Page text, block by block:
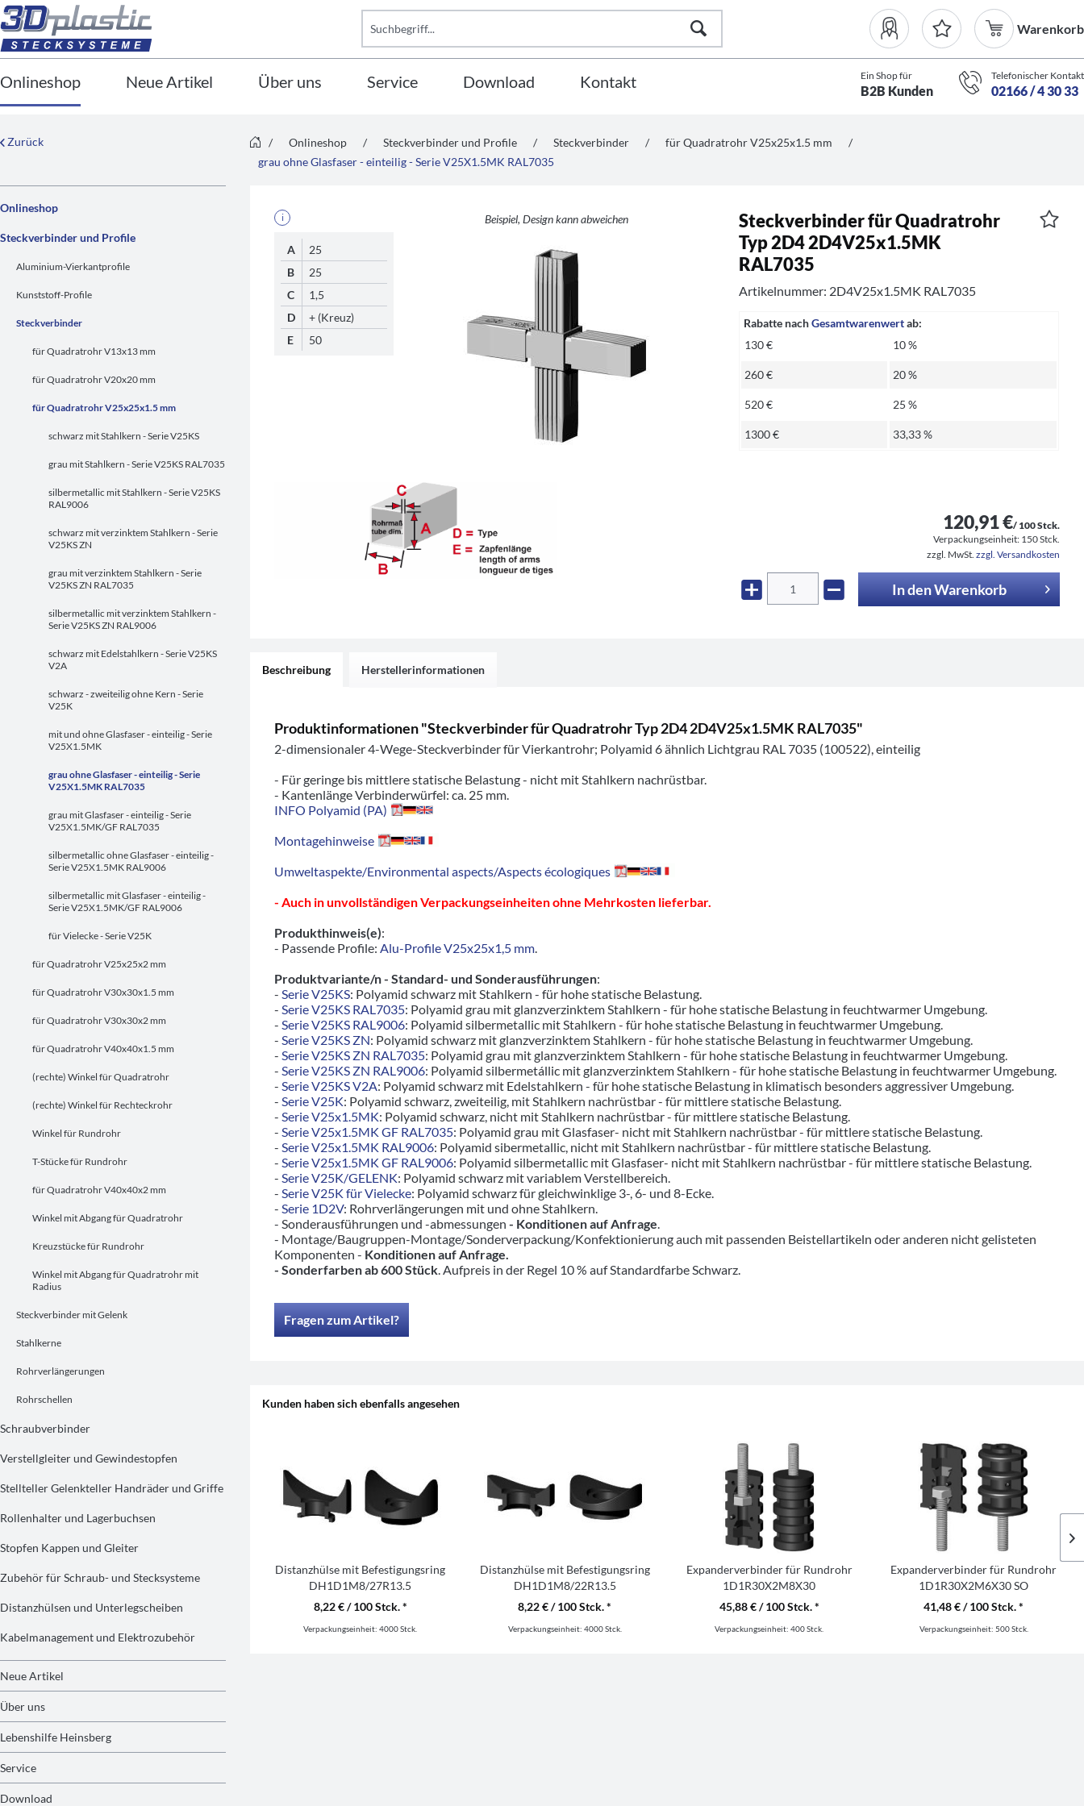
Warenkorb
Onlineshop Neue Artikel Über uns Service Download Kontakt Ein Shop für
B2B Kunden
Telefonischer Kontakt
02166 / 4 30 33
Zurück / Onlineshop / Steckverbinder und Profile / Steckverbinder / für Quadratrohr V25x25x1.5 mm
/
grau ohne Glasfaser - einteilig - Serie V25X1.5MK RAL7035
Onlineshop
Steckverbinder und Profile
Aluminium-Vierkantprofile
Kunststoff-Profile
Steckverbinder
für Quadratrohr V13x13 mm
für Quadratrohr V20x20 mm
für Quadratrohr V25x25x1.5 mm
schwarz mit Stahlkern - Serie V25KS
grau mit Stahlkern - Serie V25KS RAL7035
silbermetallic mit Stahlkern - Serie V25KS
RAL9006
schwarz mit verzinktem Stahlkern - Serie
V25KS ZN
grau mit verzinktem Stahlkern - Serie
V25KS ZN RAL7035
silbermetallic mit verzinktem Stahlkern -
Serie V25KS ZN RAL9006
schwarz mit Edelstahlkern - Serie V25KS
V2A
schwarz - zweiteilig ohne Kern - Serie
V25K
mit und ohne Glasfaser - einteilig - Serie
V25X1.5MK
grau ohne Glasfaser - einteilig - Serie
V25X1.5MK RAL7035
grau mit Glasfaser - einteilig - Serie
V25X1.5MK/GF RAL7035
silbermetallic ohne Glasfaser - einteilig -
Serie V25X1.5MK RAL9006
silbermetallic mit Glasfaser - einteilig -
Serie V25X1.5MK/GF RAL9006
für Vielecke - Serie V25K
für Quadratrohr V25x25x2 mm
für Quadratrohr V30x30x1.5 mm
für Quadratrohr V30x30x2 mm
für Quadratrohr V40x40x1.5 mm
(rechte) Winkel für Quadratrohr
(rechte) Winkel für Rechteckrohr
Winkel für Rundrohr
T-Stücke für Rundrohr
für Quadratrohr V40x40x2 mm
Winkel mit Abgang für Quadratrohr
Kreuzstücke für Rundrohr
Winkel mit Abgang für Quadratrohr mit
Radius
Steckverbinder mit Gelenk
Stahlkerne
Rohrverlängerungen
Rohrschellen
Schraubverbinder
Verstellgleiter und Gewindestopfen
Stellteller Gelenkteller Handräder und Griffe
Rollenhalter und Lagerbuchsen
Stopfen Kappen und Gleiter
Zubehör für Schraub- und Stecksysteme
Distanzhülsen und Unterlegscheiben
Kabelmanagement und Elektrozubehör
Neue Artikel
Über uns
Lebenshilfe Heinsberg
Service
Download
i
A
25
B
25
C
1,5
D
+ (Kreuz)
E
50
Beispiel, Design kann abweichen
Steckverbinder für Quadratrohr
Typ 2D4 2D4V25x1.5MK
RAL7035
Artikelnummer: 2D4V25x1.5MK RAL7035
Rabatte nachGesamtwarenwertab:
130 €
10 %
260 € 20 %
520 € 25 %
1300 € 33,33 %
120,91 €/ 100 Stck.
Verpackungseinheit: 150 Stck.
zzgl. MwSt. zzgl. Versandkosten
In denWarenkorb
Beschreibung Herstellerinformationen
Produktinformationen "Steckverbinder für Quadratrohr Typ 2D4 2D4V25x1.5MK RAL7035"
2-dimensionaler 4-Wege-Steckverbinder für Vierkantrohr; Polyamid 6 ähnlich Lichtgrau RAL 7035 (100522), einteilig
- Für geringe bis mittlere statische Belastung - nicht mit Stahlkern nachrüstbar.
- Kantenlänge Verbinderwürfel: ca. 25 mm.
INFO Polyamid (PA)
Montagehinweise
Umweltaspekte/Environmental aspects/Aspects écologiques
- Auch in unvollständigen Verpackungseinheiten ohne Mehrkosten lieferbar.
Produkthinweis(e):
- Passende Profile: Alu-Profile V25x25x1,5 mm.
Produktvariante/n - Standard- und Sonderausführungen:
- Serie V25KS: Polyamid schwarz mit Stahlkern - für hohe statische Belastung.
- Serie V25KS RAL7035: Polyamid grau mit glanzverzinktem Stahlkern - für hohe statische Belastung in feuchtwarmer Umgebung.
- Serie V25KS RAL9006: Polyamid silbermetallic mit Stahlkern - für hohe statische Belastung in feuchtwarmer Umgebung.
- Serie V25KS ZN: Polyamid schwarz mit glanzverzinktem Stahlkern - für hohe statische Belastung in feuchtwarmer Umgebung.
- Serie V25KS ZN RAL7035: Polyamid grau mit glanzverzinktem Stahlkern - für hohe statische Belastung in feuchtwarmer Umgebung.
- Serie V25KS ZN RAL9006: Polyamid silbermetállic mit glanzverzinktem Stahlkern - für hohe statische Belastung in feuchtwarmer Umgebung.
- Serie V25KS V2A: Polyamid schwarz mit Edelstahlkern - für hohe statische Belastung in klimatisch besonders aggressiver Umgebung.
- Serie V25K: Polyamid schwarz, zweiteilig, mit Stahlkern nachrüstbar - für mittlere statische Belastung.
- Serie V25x1.5MK: Polyamid schwarz, nicht mit Stahlkern nachrüstbar - für mittlere statische Belastung.
- Serie V25x1.5MK GF RAL7035: Polyamid grau mit Glasfaser- nicht mit Stahlkern nachrüstbar - für mittlere statische Belastung.
- Serie V25x1.5MK RAL9006: Polyamid sibermetallic, nicht mit Stahlkern nachrüstbar - für mittlere statische Belastung.
- Serie V25x1.5MK GF RAL9006: Polyamid silbermetallic mit Glasfaser- nicht mit Stahlkern nachrüstbar - für mittlere statische Belastung.
- Serie V25K/GELENK: Polyamid schwarz mit variablem Verstellbereich.
- Serie V25K für Vielecke: Polyamid schwarz für gleichwinklige 3-, 6- und 8-Ecke.
- Serie 1D2V: Rohrverlängerungen mit und ohne Stahlkern.
- Sonderausführungen und -abmessungen - Konditionen auf Anfrage.
- Montage/Baugruppen-Montage/Sonderverpackung/Konfektionierung auch mit passenden Beistellartikeln oder anderen nicht gelisteten
Komponenten - Konditionen auf Anfrage.
- Sonderfarben ab 600 Stück. Aufpreis in der Regel 10 % auf Standardfarbe Schwarz.
Fragen zum Artikel?
Kunden haben sich ebenfalls angesehen
Distanzhülse mit Befestigungsring
DH1D1M8/27R13.5
8,22 € / 100 Stck. *
Verpackungseinheit:4000 Stck.
Distanzhülse mit Befestigungsring
DH1D1M8/22R13.5
8,22 € / 100 Stck. *
Verpackungseinheit: 4000 Stck.
Expanderverbinder für Rundrohr
1D1R30X2M8X30
45,88 € / 100 Stck. *
Verpackungseinheit:400 Stck.
Expanderverbinder für Rundrohr
1D1R30X2M6X30 SO
41,48 € / 100 Stck. *
Verpackungseinheit: 500 Stck.